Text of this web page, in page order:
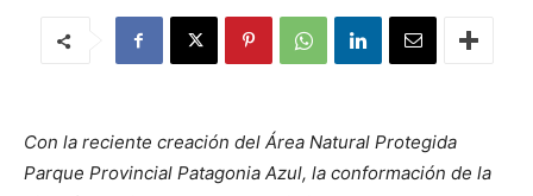
Con la reciente creación del Área Natural Protegida
Parque Provincial Patagonia Azul, la conformación de la